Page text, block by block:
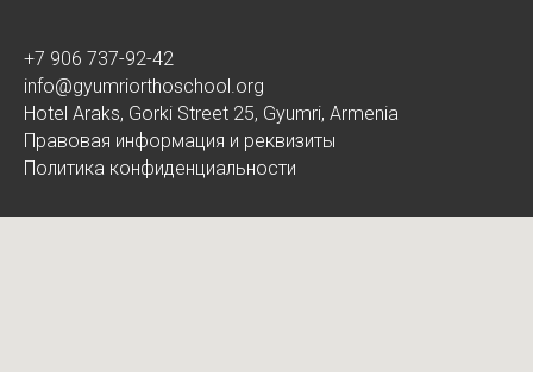
+7 906 737-92-42
info@gyumriorthoschool.org
Hotel Araks, Gorki Street 25, Gyumri, Armenia
Правовая информация и реквизиты
Политика конфиденциальности